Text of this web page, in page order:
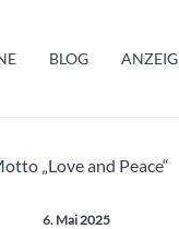
BLOG
„Love and Peace“
Veröffentlicht am:
6. Mai 2025